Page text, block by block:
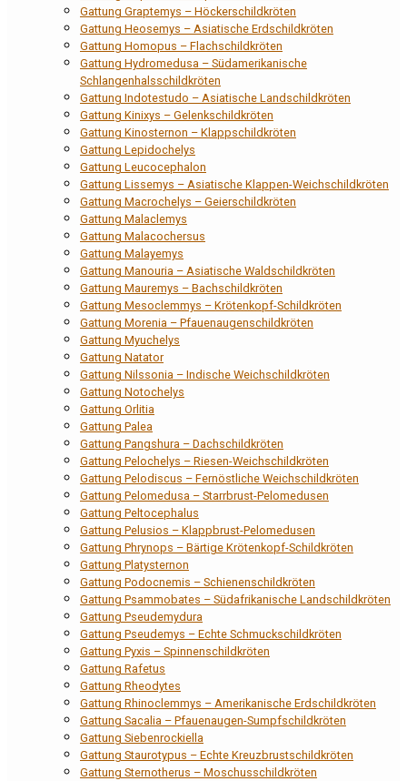
Gattung Graptemys – Höckerschildkröten
Gattung Heosemys – Asiatische Erdschildkröten
Gattung Homopus – Flachschildkröten
Gattung Hydromedusa – Südamerikanische
Schlangenhalsschildkröten
Gattung Indotestudo – Asiatische Landschildkröten
Gattung Kinixys – Gelenkschildkröten
Gattung Kinosternon – Klappschildkröten
Gattung Lepidochelys
Gattung Leucocephalon
Gattung Lissemys – Asiatische Klappen-Weichschildkröten
Gattung Macrochelys – Geierschildkröten
Gattung Malaclemys
Gattung Malacochersus
Gattung Malayemys
Gattung Manouria – Asiatische Waldschildkröten
Gattung Mauremys – Bachschildkröten
Gattung Mesoclemmys – Krötenkopf-Schildkröten
Gattung Morenia – Pfauenaugenschildkröten
Gattung Myuchelys
Gattung Natator
Gattung Nilssonia – Indische Weichschildkröten
Gattung Notochelys
Gattung Orlitia
Gattung Palea
Gattung Pangshura – Dachschildkröten
Gattung Pelochelys – Riesen-Weichschildkröten
Gattung Pelodiscus – Fernöstliche Weichschildkröten
Gattung Pelomedusa – Starrbrust-Pelomedusen
Gattung Peltocephalus
Gattung Pelusios – Klappbrust-Pelomedusen
Gattung Phrynops – Bärtige Krötenkopf-Schildkröten
Gattung Platysternon
Gattung Podocnemis – Schienenschildkröten
Gattung Psammobates – Südafrikanische Landschildkröten
Gattung Pseudemydura
Gattung Pseudemys – Echte Schmuckschildkröten
Gattung Pyxis – Spinnenschildkröten
Gattung Rafetus
Gattung Rheodytes
Gattung Rhinoclemmys – Amerikanische Erdschildkröten
Gattung Sacalia – Pfauenaugen-Sumpfschildkröten
Gattung Siebenrockiella
Gattung Staurotypus – Echte Kreuzbrustschildkröten
Gattung Sternotherus – Moschusschildkröten